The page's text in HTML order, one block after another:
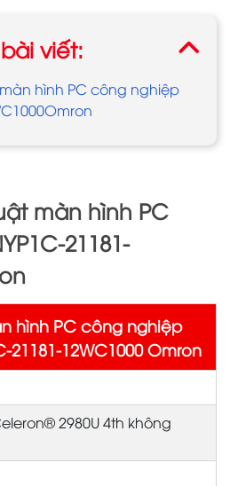
viết:
hình PC công nghiệp
màn hình PC
21181-
hình PC công nghiệp
21181-12WC1000 Omron
2980U 4th không